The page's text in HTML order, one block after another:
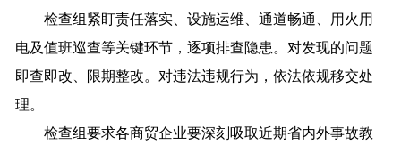
检查组紧盯责任落实、设施运维、通道畅通、用火用
电及值班巡查等关键环节，逐项排查隐患。对发现的问题
即查即改、限期整改。对违法违规行为，依法依规移交处
理。
检查组要求各商贸企业要深刻吸取近期省内外事故教